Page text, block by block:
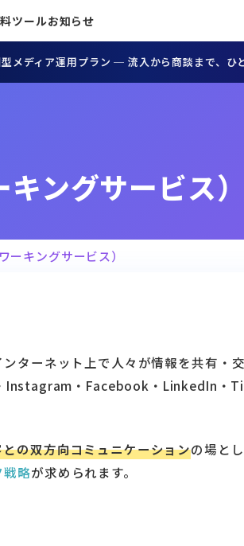
メディア運用プラン ─ 流入から商談まで、ひ
ツールお知らせ
ングサービス）
ーキングサービス）
ンターネット上で人々が情報を共有・
Instagram・Facebook・LinkedIn・
の双方向コミュニケーションの場と
戦略が求められます。